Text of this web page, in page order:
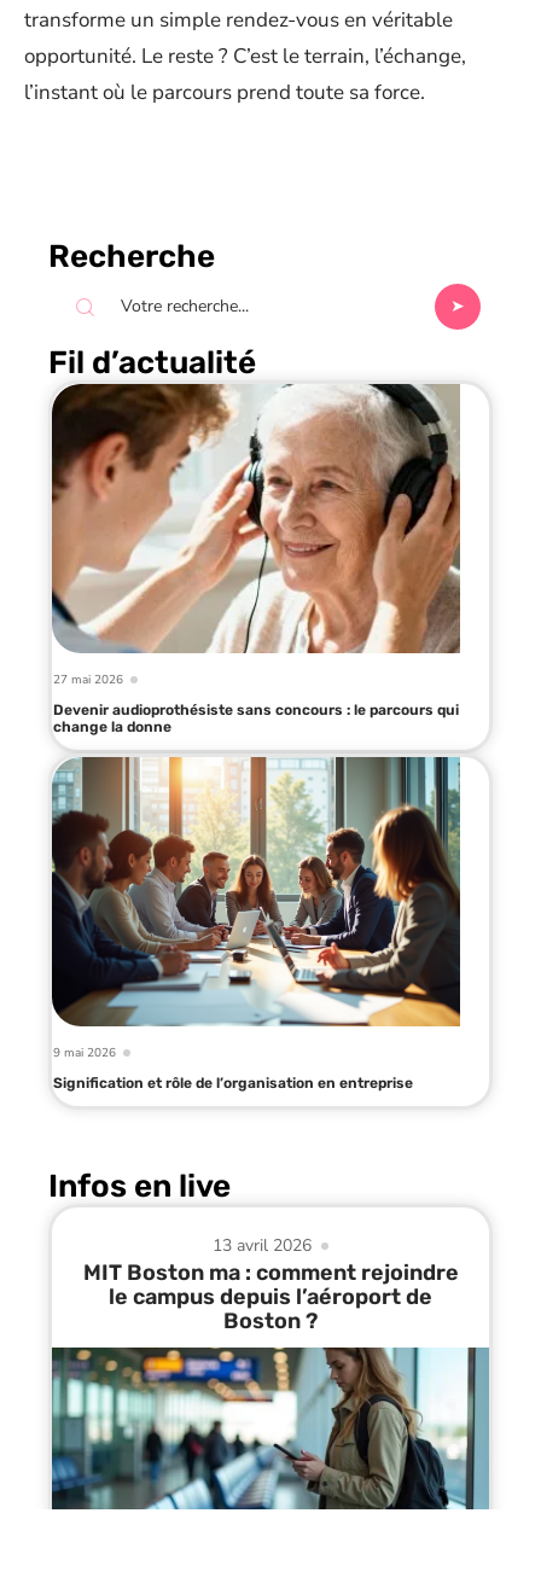
transforme un simple rendez-vous en véritable
opportunité. Le reste ? C’est le terrain, l’échange,
l’instant où le parcours prend toute sa force.
Recherche
Fil d’actualité
27 mai 2026
Devenir audioprothésiste sans concours : le parcours qui
change la donne
9 mai 2026
Signification et rôle de l’organisation en entreprise
Infos en live
13 avril 2026
MIT Boston ma : comment rejoindre
le campus depuis l’aéroport de
Boston ?